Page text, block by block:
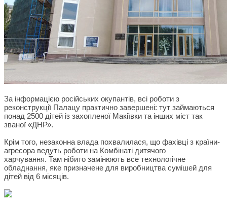
За інформацією російських окупантів, всі роботи з
реконструкції Палацу практично завершені: тут займаються
понад 2500 дітей із захопленої Макіївки та інших міст так
званої «ДНР».
Крім того, незаконна влада похвалилася, що фахівці з країни-
агресора ведуть роботи на Комбінаті дитячого
харчування. Там нібито замінюють все технологічне
обладнання, яке призначене для виробництва сумішей для
дітей від 6 місяців.